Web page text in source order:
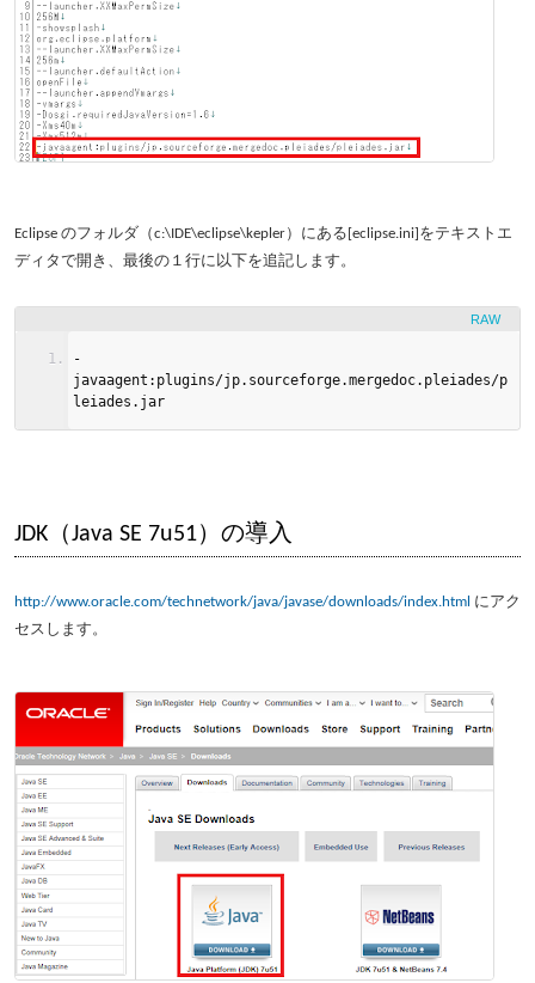
Eclipse のフォルダ（c:\IDE\eclipse\kepler）にある[eclipse.ini]をテキストエ
ディタで開き、最後の１行に以下を追記します。
RAW
-
javaagent : plugins/jp. sourceforge.mergedoc. pleiades/p
leiades . jar
JDK（Java SE 7u51）の導入
http://www.oracle.com/technetwork/java/javase/downloads/index.html にアク
セスします。